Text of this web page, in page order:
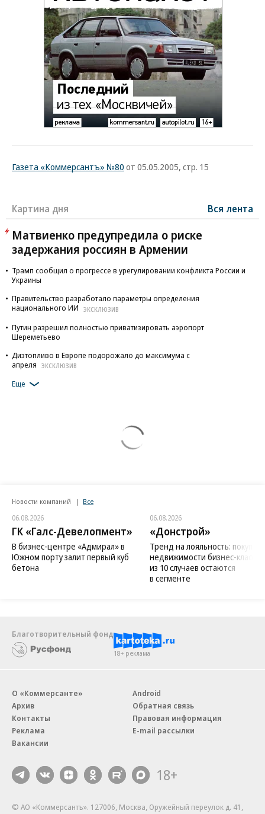
Газета «Коммерсантъ» №80 от 05.05.2005, стр. 15
Картина дня Вся лента
Матвиенко предупредила о риске
задержания россиян в Армении
Трамп сообщил о прогрессе в урегулировании конфликта России и
Украины
Правительство разработало параметры определения
национального ИИ
ЭКСКЛЮЗИВ
Путин разрешил полностью приватизировать аэропорт
Шереметьево
Дизтопливо в Европе подорожало до максимума с
апреля
ЭКСКЛЮЗИВ
Еще
Новости компаний Все
06.08.2026
ГК «Галс-Девелопмент»
В бизнес-центре «Адмирал» в
Южном порту залит первый куб
бетона
06.08.2026
«Донстрой»
Тренд на лояльность:
недвижимости бизнес-класса
из 10 случаев остаются
в сегменте
Благотворительный фонд
18+ реклама
О «Коммерсанте»
Архив
Контакты
Реклама
Вакансии
Android
Обратная связь
Правовая информация
E-mail рассылки
18+
© АО «Коммерсантъ». 127006, Москва, Оружейный переулок д. 41,